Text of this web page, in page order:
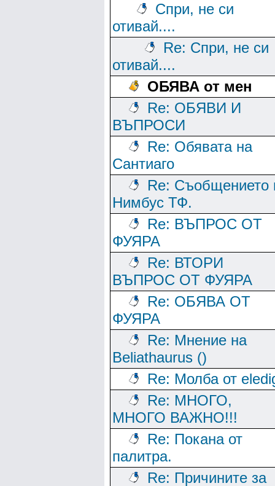
Спри, не си
отивай....
Re: Спри, не си
отивай....
ОБЯВА от мен
Re: ОБЯВИ И
ВЪПРОСИ
Re: Обявата на
Сантиаго
Re: Съобщението
Нимбус ТФ.
Re: ВЪПРОС ОТ
ФУЯРА
Re: ВТОРИ
ВЪПРОС ОТ ФУЯРА
Re: ОБЯВА ОТ
ФУЯРА
Re: Мнение на
Beliathaurus ()
Re: Молба от
Re: МНОГО,
МНОГО ВАЖНО!!!
Re: Покана от
палитра.
Re: Причините за